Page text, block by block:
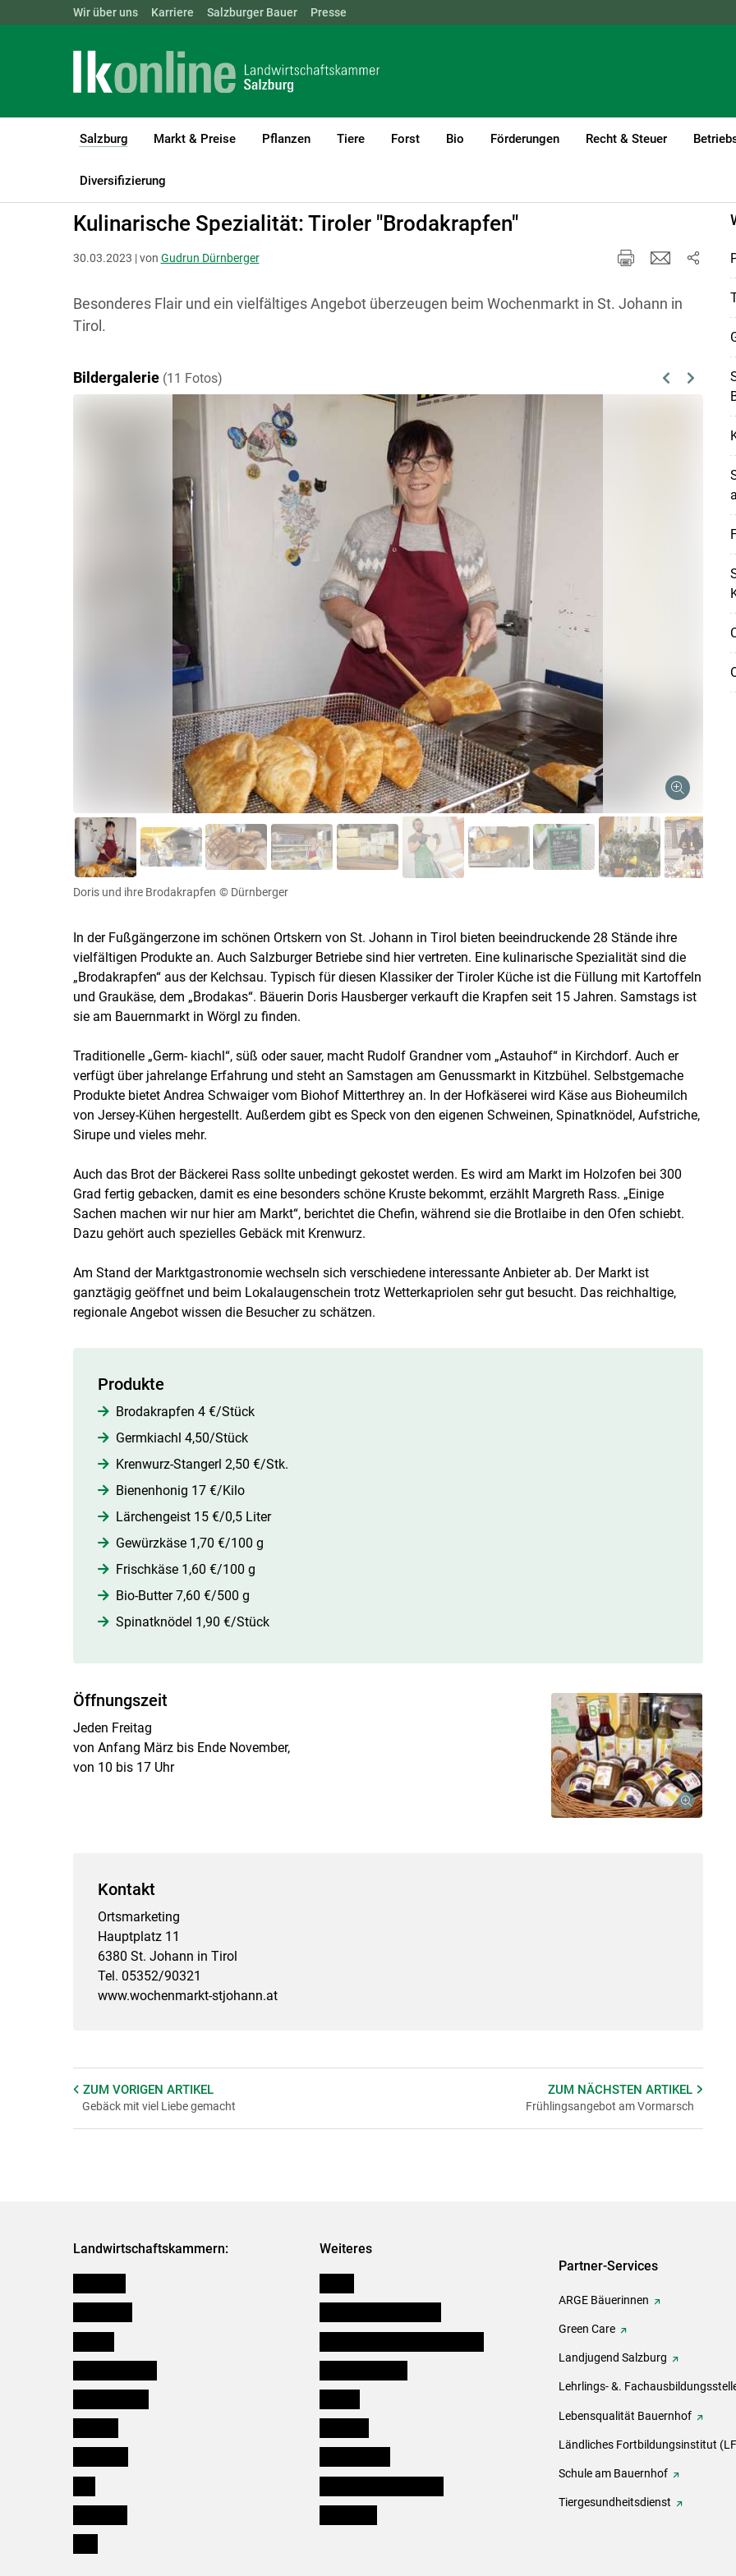
Skip to main content
Landwirtschaftskammern: ÖSTERREICH BGLD KTN
Wir über uns Karriere Salzburger Bauer Presse
Salzburg
(current)1
Markt & Preise Pflanzen Tiere Forst Bio Förderungen Recht & Steuer
Diversifizierung
LK Salzburg Salzburg
Kulinarische Spezialität: Tiroler "Brodakrapfen"
30.03.2023 | von Gudrun Dürnberger
Besonderes Flair und ein vielfältiges Angebot überzeugen beim Wochenmarkt in St. Johann in
Tirol.
Bildergalerie (11 Fotos) Previous
Next
Doris und ihre Brodakrapfen © Dürnberger
In der Fußgängerzone im schönen Ortskern von St. Johann in Tirol bieten beeindruckende 28 Stände ihre
vielfältigen Produkte an. Auch Salzburger Betriebe sind hier vertreten. Eine kulinarische Spezialität sind die
„Brodakrapfen“ aus der Kelchsau. Typisch für diesen Klassiker der Tiroler Küche ist die Füllung mit Kartoffeln
und Graukäse, dem „Brodakas“. Bäuerin Doris Hausberger verkauft die Krapfen seit 15 Jahren. Samstags ist
sie am Bauernmarkt in Wörgl zu finden.
Traditionelle „Germ- kiachl“, süß oder sauer, macht Rudolf Grandner vom „Astauhof“ in Kirchdorf. Auch er
verfügt über jahrelange Erfahrung und steht an Samstagen am Genussmarkt in Kitzbühel. Selbstgemache
Produkte bietet Andrea Schwaiger vom Biohof Mitterthrey an. In der Hofkäserei wird Käse aus Bioheumilch
von Jersey-Kühen hergestellt. Außerdem gibt es Speck von den eigenen Schweinen, Spinatknödel, Aufstriche,
Sirupe und vieles mehr.
Auch das Brot der Bäckerei Rass sollte unbedingt gekostet werden. Es wird am Markt im Holzofen bei 300
Grad fertig gebacken, damit es eine besonders schöne Kruste bekommt, erzählt Margreth Rass. „Einige
Sachen machen wir nur hier am Markt“, berichtet die Chefin, während sie die Brotlaibe in den Ofen schiebt.
Dazu gehört auch spezielles Gebäck mit Krenwurz.
Am Stand der Marktgastronomie wechseln sich verschiedene interessante Anbieter ab. Der Markt ist
ganztägig geöffnet und beim Lokalaugenschein trotz Wetterkapriolen sehr gut besucht. Das reichhaltige,
regionale Angebot wissen die Besucher zu schätzen.
Produkte
Brodakrapfen 4 €/Stück
Germkiachl 4,50/Stück
Krenwurz-Stangerl 2,50 €/Stk.
Bienenhonig 17 €/Kilo
Lärchengeist 15 €/0,5 Liter
Gewürzkäse 1,70 €/100 g
Frischkäse 1,60 €/100 g
Bio-Butter 7,60 €/500 g
Spinatknödel 1,90 €/Stück
Öffnungszeit
Jeden Freitag
von Anfang März bis Ende November,
von 10 bis 17 Uhr
Kontakt
Ortsmarketing
Hauptplatz 11
6380 St. Johann in Tirol
Tel. 05352/90321
www.wochenmarkt-stjohann.at
ZUM VORIGEN ARTIKEL
Gebäck mit viel Liebe gemacht
ZUM NÄCHSTENARTIKEL
Frühlingsangebot am Vormarsch
Landwirtschaftskammern: Weiteres
Partner-Services
ARGE Bäuerinnen
Green Care
Landjugend Salzburg
Lehrlings- &.
Lebensqualität Bauernhof
Ländliches Fortbildungsinstitut
Schule am Bauernhof
Tiergesundheitsdienst